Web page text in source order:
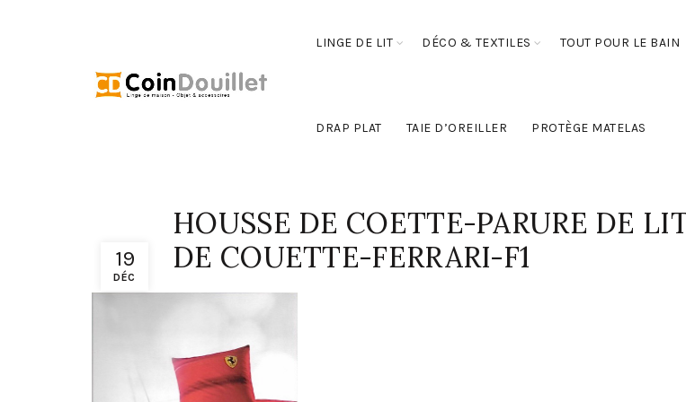
LINGE DE LIT DÉCO & TEXTILES TOUT POUR LE BAIN
DRAP PLAT TAIE D’OREILLER PROTÈGE MATELAS
19
DÉC
HOUSSE DE COETTE-PARURE DE
DE COUETTE-FERRARI-F1